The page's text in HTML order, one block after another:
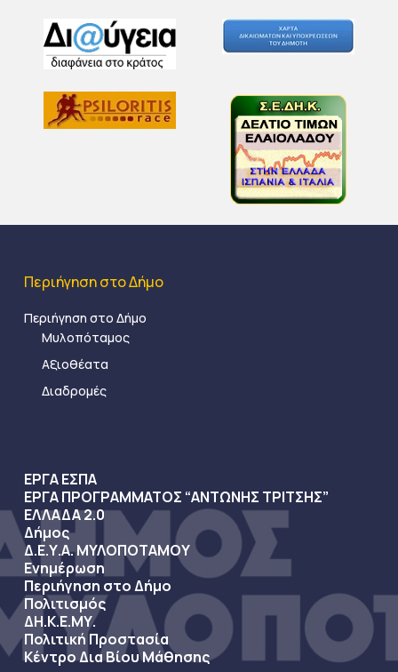
Περιήγηση στο Δήμο
Περιήγηση στο Δήμο
Μυλοπόταμος
Αξιοθέατα
Διαδρομές
ΕΡΓΑ ΕΣΠΑ
ΕΡΓΑ ΠΡΟΓΡΑΜΜΑΤΟΣ “ΑΝΤΩΝΗΣ ΤΡΙΤΣΗΣ”
ΕΛΛΑΔΑ 2.0
Δήμος
Δ.Ε.Υ.Α. ΜΥΛΟΠΟΤΑΜΟΥ
Ενημέρωση
Περιήγηση στο Δήμο
Πολιτισμός
ΔΗ.Κ.Ε.ΜΥ.
Πολιτική Προστασία
Κέντρο Δια Βίου Μάθησης